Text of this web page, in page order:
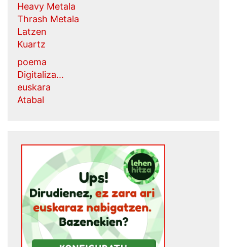
Heavy Metala
Thrash Metala
Latzen
Kuartz
poema
Digitaliza...
euskara
Atabal